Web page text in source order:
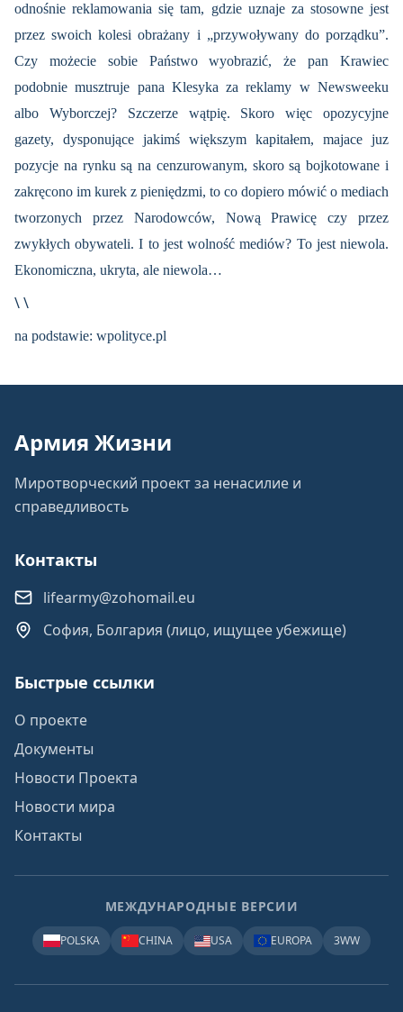
odnośnie reklamowania się tam, gdzie uznaje za stosowne jest
przez swoich kolesi obrażany i „przywoływany do porządku”.
Czy możecie sobie Państwo wyobrazić, że pan Krawiec
podobnie musztruje pana Klesyka za reklamy w Newsweeku
albo Wyborczej? Szczerze wątpię. Skoro więc opozycyjne
gazety, dysponujące jakimś większym kapitałem, majace juz
pozycje na rynku są na cenzurowanym, skoro są bojkotowane i
zakręcono im kurek z pieniędzmi, to co dopiero mówić o mediach
tworzonych przez Narodowców, Nową Prawicę czy przez
zwykłych obywateli. I to jest wolność mediów? To jest niewola.
Ekonomiczna, ukryta, ale niewola…
\ \
na podstawie: wpolityce.pl
Армия Жизни
Миротворческий проект за ненасилие и
справедливость
Контакты
lifearmy@zohomail.eu
София, Болгария (лицо, ищущее убежище)
Быстрые ссылки
О проекте
Документы
Новости Проекта
Новости мира
Контакты
МЕЖДУНАРОДНЫЕ ВЕРСИИ
POLSKA CHINA USA EUROPA 3WW